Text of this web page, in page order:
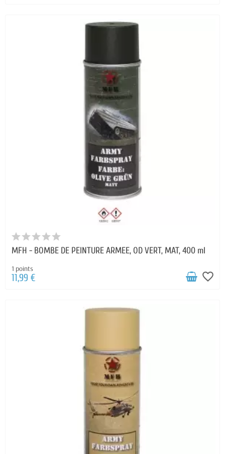
MFH - BOMBE DE PEINTURE ARMEE, OD VERT, MAT, 400 ml
1 points
11,99 € favorite_border